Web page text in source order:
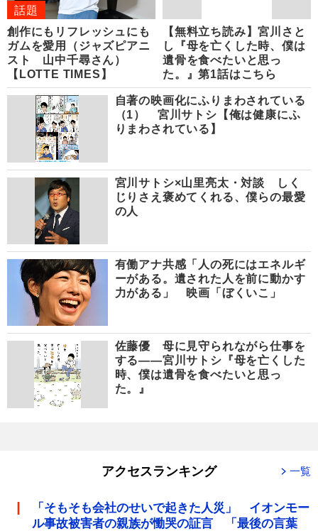
話題
創作にもリフレッシュにも
ガムを愛用（ジャズピアニ
スト 山中千尋さん）
【LOTTE TIMES】
【無料立ち読み】宮川さと
し『母を亡くした時、僕は
遺骨を食べたいと思っ
た。』第1話はこちら
自著の映画化にふりまわされている
（1） 宮川サトシ【俺は健康にふ
りまわされている】
宮川サトシ×山里亮太・対談 しく
じりさえ褒めてくれる、僕らの最愛
の人
有働アナ共感「人の死にはエネルギ
ーがある。遺された人を前に動かす
力がある」 映画「ぼくいこ」
佐藤優 母に見守られながら仕事を
する――宮川サトシ『母を亡くした
時、僕は遺骨を食べたいと思っ
た。』
アクセスランキング 一覧
「そもそも会社のせいで起きた人災」 イオンモー
ル事故被害者の親族が慟哭の証言 「最後の言葉